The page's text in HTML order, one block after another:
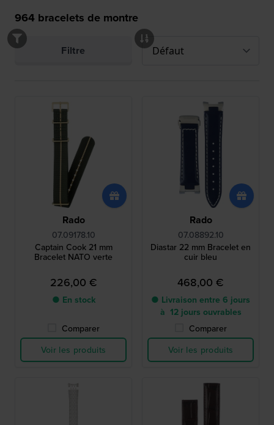
964 bracelets de montre
Filtre
Rado
07.09178.10
Captain Cook 21 mm
Bracelet NATO verte
226,00 €
● En stock
Comparer
Voir les produits
Rado
07.08892.10
Diastar 22 mm Bracelet en
cuir bleu
468,00 €
● Livraison entre 6 jours
à 12 jours ouvrables
Comparer
Voir les produits